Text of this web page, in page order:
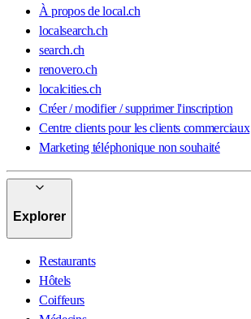
À propos de local.ch
localsearch.ch
search.ch
renovero.ch
localcities.ch
Créer / modifier / supprimer l'inscription
Centre clients pour les clients commerciaux
Marketing téléphonique non souhaité
Explorer
Restaurants
Hôtels
Coiffeurs